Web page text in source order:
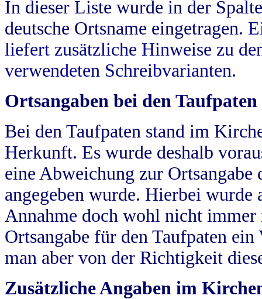
In dieser Liste wurde in der
deutsche Ortsname eingetragen.
liefert zusätzliche Hinweise zu
verwendeten Schreibvarianten.
Ortsangaben bei den Taufpaten
Bei den Taufpaten stand im
Herkunft. Es wurde deshalb
eine Abweichung zur
angegeben wurde. Hierbei wurde
Annahme doch wohl nicht
Ortsangabe für den Taufpaten
man aber von der Richtigkeit
Zusätzliche Angaben im